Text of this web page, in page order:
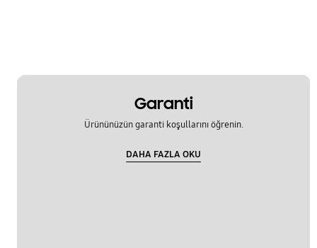
Garanti
Ürününüzün garanti koşullarını öğrenin.
DAHA FAZLA OKU